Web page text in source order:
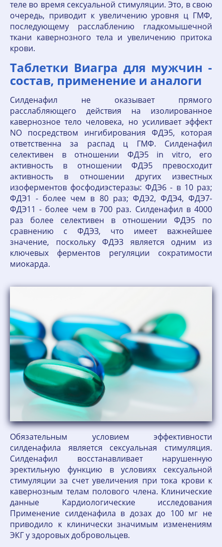
теле во время сексуальной стимуляции. Это, в свою
очередь, приводит к увеличению уровня ц ГМФ,
последующему расслаблению гладкомышечной
ткани кавернозного тела и увеличению притока
крови.
Таблетки Виагра для мужчин -
состав, применение и аналоги
Силденафил не оказывает прямого
расслабляющего действия на изолированное
кавернозное тело человека, но усиливает эффект
NO посредством ингибирования ФДЭ5, которая
ответственна за распад ц ГМФ. Силденафил
селективен в отношении ФДЭ5 in vitro, его
активность в отношении ФДЭ5 превосходит
активность в отношении других известных
изоферментов фосфодиэстеразы: ФДЭ6 - в 10 раз;
ФДЭ1 - более чем в 80 раз; ФДЭ2, ФДЭ4, ФДЭ7-
ФДЭ11 - более чем в 700 раз. Силденафил в 4000
раз более селективен в отношении ФДЭ5 по
сравнению с ФДЭЗ, что имеет важнейшее
значение, поскольку ФДЭЗ является одним из
ключевых ферментов регуляции сократимости
миокарда.
Обязательным условием эффективности
силденафила является сексуальная стимуляция.
Силденафил восстанавливает нарушенную
эректильную функцию в условиях сексуальной
стимуляции за счет увеличения при тока крови к
кавернозным телам полового члена. Клинические
данные Кардиологические исследования
Применение силденафила в дозах до 100 мг не
приводило к клинически значимым изменениям
ЭКГ у здоровых добровольцев.